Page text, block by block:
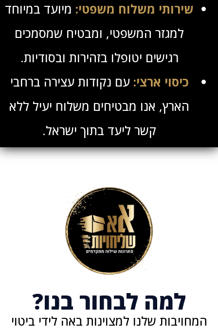
שירותי משלוח משפטי:מיועד במיוחד
למגזר המשפטי, ומבטיח שמסמכים
רגישים יטופלו בזהירות ובסודיות.
כיסוי ארצי:עם נקודות עצירה ברחבי
הארץ, אנו מבטיחים משלוח יעיל ללא
קשר ליעד בתוך ישראל.
למה לבחור בנו?
שלנו למצוינות באה לידי ביטוי